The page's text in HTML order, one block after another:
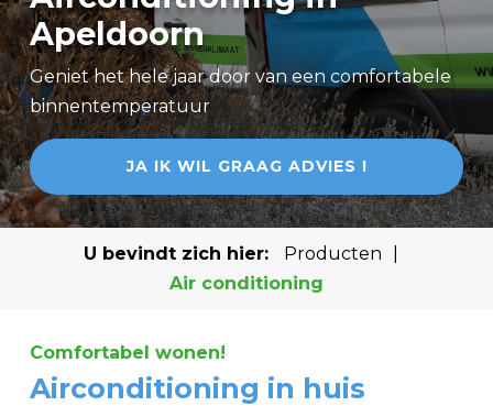
Apeldoorn
Geniet het hele jaar door van een comfortabele
binnentemperatuur
JA IK WIL GRAAG ADVIES !
U bevindt zich hier: Producten
Air conditioning
Comfortabel wonen!
Airconditioning in huis